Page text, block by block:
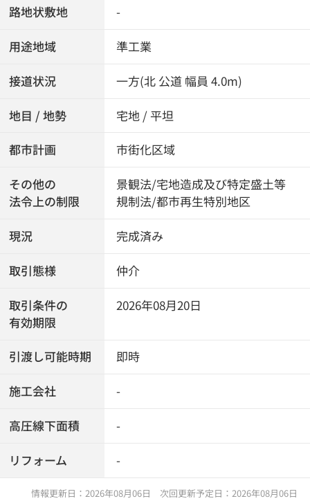
路地状敷地 -
用途地域 準工業
接道状況 一方(北 公道 幅員 4.0m)
地目 / 地勢 宅地 / 平坦
都市計画 市街化区域
その他の
法令上の制限
景観法/宅地造成及び特定盛土等
規制法/都市再生特別地区
現況 完成済み
取引態様 仲介
取引条件の
有効期限
2026年08月20日
引渡し可能時期 即時
施工会社 -
高圧線下面積 -
リフォーム -
情報更新日：2026年08月06日 次回更新予定日：2026年08月06日